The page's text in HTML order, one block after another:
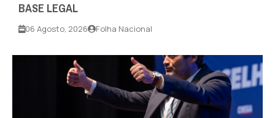
BASE LEGAL
06 Agosto, 2026 Folha Nacional